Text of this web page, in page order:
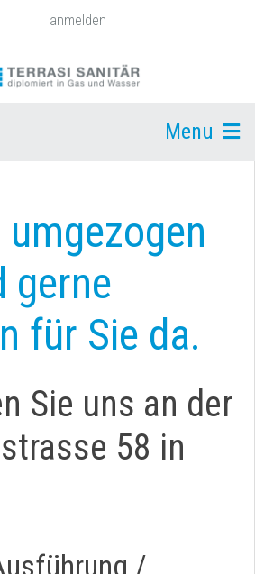
anmelden
Menu
gerne
für Sie da.
Sie uns an der
58 in
/